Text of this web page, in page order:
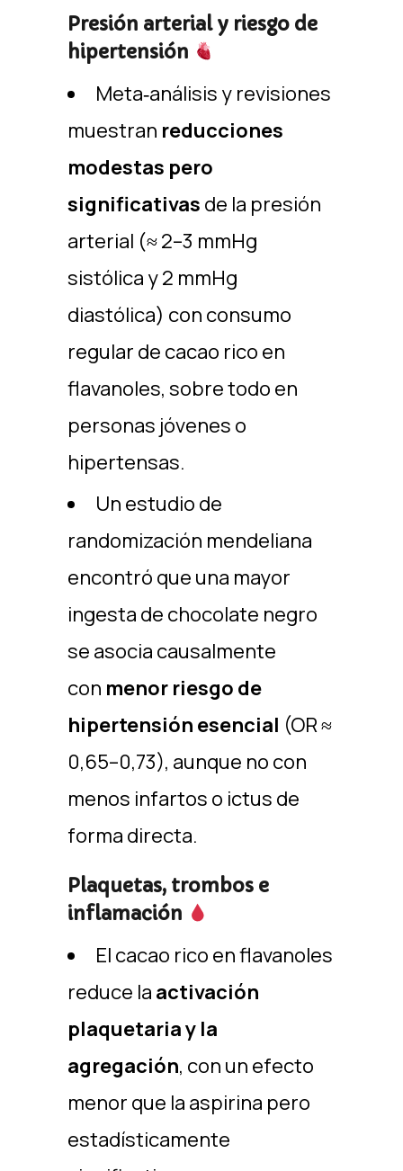
Presión arterial y riesgo de
hipertensión
Meta‑análisis y revisiones
muestran reducciones
modestas pero
significativas de la presión
arterial (≈ 2–3 mmHg
sistólica y 2 mmHg
diastólica) con consumo
regular de cacao rico en
flavanoles, sobre todo en
personas jóvenes o
hipertensas.
Un estudio de
randomización mendeliana
encontró que una mayor
ingesta de chocolate negro
se asocia causalmente
con menor riesgo de
hipertensión esencial (OR ≈
0,65–0,73), aunque no con
menos infartos o ictus de
forma directa.
Plaquetas, trombos e
inflamación
El cacao rico en flavanoles
reduce la activación
plaquetaria y la
agregación, con un efecto
menor que la aspirina pero
estadísticamente